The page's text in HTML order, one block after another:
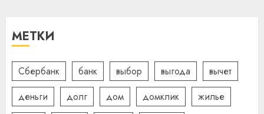
МЕТКИ
Сбербанк банк выбор выгода
вычет
деньги
долг дом домклик
жилье